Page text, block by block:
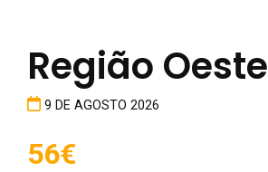
Região Oeste
9 DE AGOSTO 2026
56€